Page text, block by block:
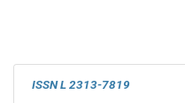
ISSN L 2313-7819